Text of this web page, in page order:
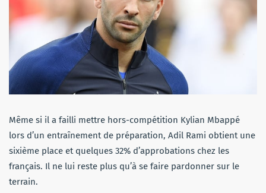
Même si il a failli mettre hors-compétition Kylian Mbappé
lors d’un entraînement de préparation, Adil Rami obtient une
sixième place et quelques 32% d’approbations chez les
français. Il ne lui reste plus qu’à se faire pardonner sur le
terrain.